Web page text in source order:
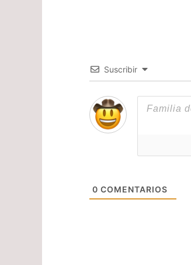
Suscribir
0 COMENTARIOS